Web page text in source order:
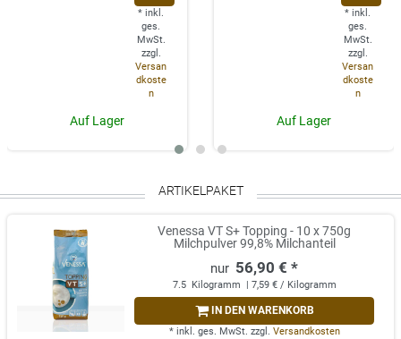
* inkl.
ges.
MwSt.
zzgl.
Versan
dkoste
n
Auf Lager
* inkl.
ges.
MwSt.
zzgl.
Versan
dkoste
n
Auf Lager
ARTIKELPAKET
Venessa VT S+ Topping - 10 x 750g
Milchpulver 99,8% Milchanteil
56,90 € *
7.5 Kilogramm | 7,59 € / Kilogramm
IN DEN WARENKORB
* inkl. ges. MwSt. zzgl. Versandkosten